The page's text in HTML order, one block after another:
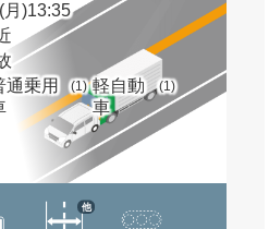
)13:35
通乗用
(1) 軽自動
車
(1)
他